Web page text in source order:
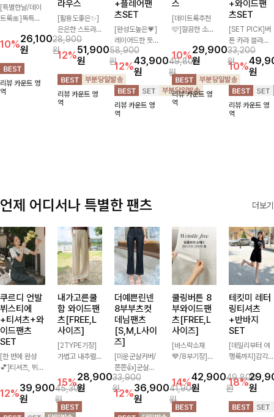
[특별한날/데이
트룩🎀]독특한
시원해보이면서
로맨틱한 무드를
선사하는 블라우
스:) 풍성한 퍼프
소매와 밑단 셔
링으로 스타일을
10%26,100
원
28,900
원
리뷰 카운트 영
역
라우스
[활용도좋은✨]
은은한 스트라이
프 패턴이 더해
져 심플한 코디
에도 세련된 포
인트를 더해드리
며 깔끔한 스트
라이프 디테일로
유행 없이 오래
12%51,900
원
58,900
원
리뷰 카운트 영
역
+플레어팬
츠SET
[완성도높은💗]
레이어드한 듯
자연스러운 나시
와 버튼 원피스
가 함께 구성된
세트 아이템입니
다. 코디 고민 없
이 한 벌만으로
도 내추럴하면서
12%43,900
원
49,800
원
리뷰 카운트 영
역
스
[데이트룩추천
🩷]깔끔한 소매
자수로 사랑스러
운 분위기를 담
았으며 은은한
체크 패턴이 더
해져 밋밋함 없
이 여성스러움
10%29,900
원
33,200
원
리뷰 카운트 영
역
+와이드팬
츠SET
[SET PICK]버
튼 카라 블라우
스와 팬츠, 스트
랩까지 구성된
활용도 높은 3
종 세트 🤍 코디
걱정 없이 한 번
에 완성도 있는
스타일링을 연출
10%원
리뷰 카운트 영
역
언제 어디서나 특별한 팬츠 더보기
쿠르디 언발
뷔스티에
+티셔츠+와
이드팬츠
SET
[한 번에 완성
💕]티셔츠, 뷔스
한 번에 구성된
실속 있는 3피
스 세트 🖤 따로
12%39,900
원
45,300
원
내가고른쿨
함 와이드팬
츠[FREE,L
사이즈]
[2TYPE기장]
가볍고 내추럴한
시즌 시원하게
즐기기 좋은 와
이드 팬츠! 허리
밴딩과 스트링
15%28,900
원
33,900
원
더예쁜린넨
8부부츠컷
데님팬츠
[S,M,L사이
즈]
[미운군살커버/
쫀쫀👍]군살을
잡아주는 깔끔한
부츠컷 핏에 발
목이 드러나는
8부 기장으로
12%36,900
원
41,900
원
쿨링버튼 8
부와이드팬
츠[FREE,L
사이즈]
[바스락소재
💙/8부기장]사
일이 은은한 포
인트가 되어주는
와이드 팬츠입니
다. 여유롭게 떨
14%42,900
원
49,800
원
테킷미 레터
링티셔츠
+반바지
SET
[데일리부터 여
행룩까지]감각
셔츠와 플레어
핏 반바지가 함
께 구성된 세트
아이템으로, 편
18%원